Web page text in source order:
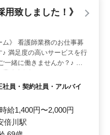
あります。仕事の相談も
充実の110日です。 ＜募
商簿記2級以上または相
年収は240万円から400万
福利厚生も整っており、
と確保されていま
所の平均年齢は40歳
。受動喫煙対策として禁
税務・会計コンサルティ
学術研究や専門・技術
岡駅からのアクセスが
用致しました！》
ム》 看護師業務のお仕事募
♪ 満足度の高いサービスを行
一緒に働きませんか？♪ 仕
療処置 ・介護職員への医療
制 ・年間休日125日 ・車
ア世代歓迎 ・残業少なめ 現
員・契約社員・アルバイ
給1,400円〜2,000円
倍川駅